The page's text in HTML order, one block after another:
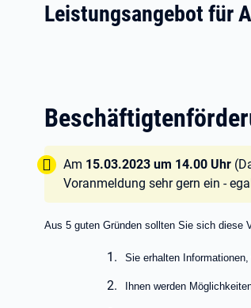
Leistungsangebot für
Tipp:
Am 15.03.2023 um 14.00 Uhr
Voranmeldung sehr gern ein -
Aus 5 guten Gründen sollten Sie sich diese
Sie erhalten
Ihnen werden